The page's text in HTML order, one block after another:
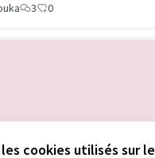
cookies utilisés sur
3 0